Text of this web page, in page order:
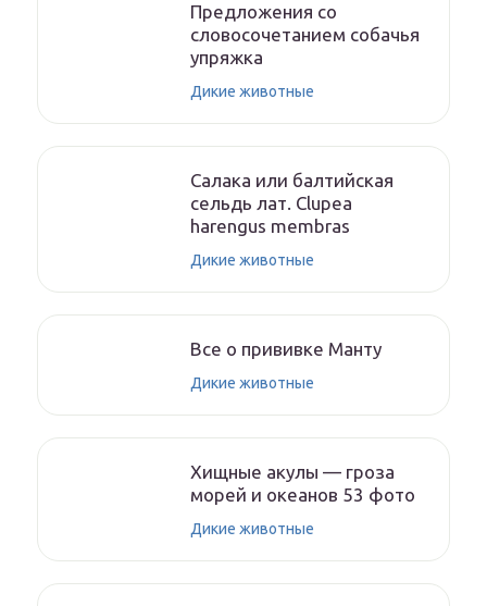
Предложения со
словосочетанием собачья
упряжка
Дикие животные
Салака или балтийская
сельдь лат. Clupea
harengus membras
Дикие животные
Все о прививке Манту
Дикие животные
Хищные акулы — гроза
морей и океанов 53 фото
Дикие животные